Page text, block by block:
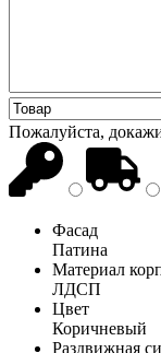
Пожалуйста,
Фасад
Патина
Материал
ЛДСП
Цвет
Коричневый
Раздвижная